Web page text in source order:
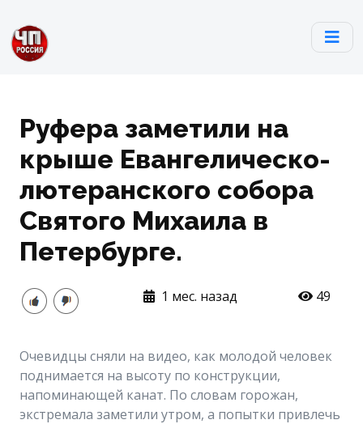
Руфера заметили на
крыше Евангелическо-
лютеранского собора
Святого Михаила в
Петербурге.
1 мес. назад 49
Очевидцы сняли на видео, как молодой человек
поднимается на высоту по конструкции,
напоминающей канат. По словам горожан,
экстремала заметили утром, а попытки привлечь